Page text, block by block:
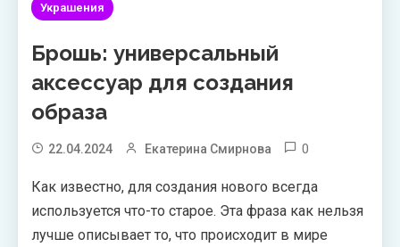
Украшения
Брошь: универсальный
аксессуар для создания
образа
22.04.2024 Екатерина Смирнова 0
Как известно, для создания нового всегда
используется что-то старое. Эта фраза как нельзя
лучше описывает то, что происходит в мире